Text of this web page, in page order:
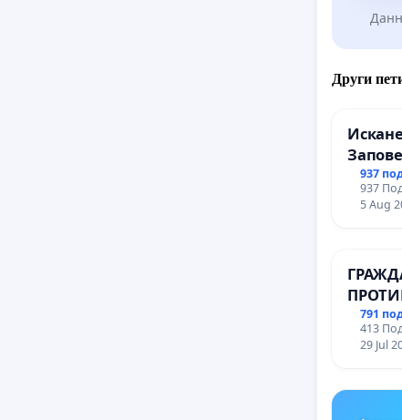
Други
гр.
937
937
5 Aug
791
413
29 Jul